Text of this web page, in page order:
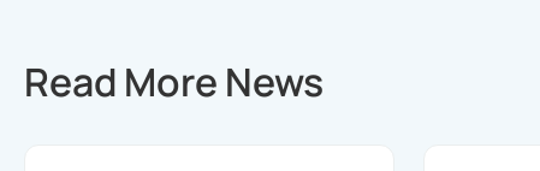
Read More News